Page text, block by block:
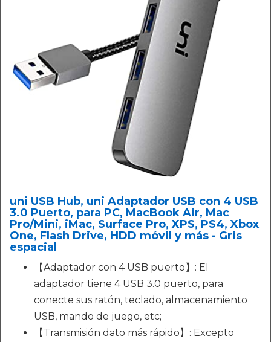
uni USB Hub, uni Adaptador USB con 4 USB
3.0 Puerto, para PC, MacBook Air, Mac
Pro/Mini, iMac, Surface Pro, XPS, PS4, Xbox
One, Flash Drive, HDD móvil y más - Gris
espacial
【Adaptador con 4 USB puerto】: El
adaptador tiene 4 USB 3.0 puerto, para
conecte sus ratón, teclado, almacenamiento
USB, mando de juego, etc;
【Transmisión dato más rápido】: Excepto